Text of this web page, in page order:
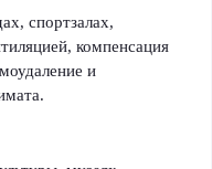
спортзалах,
компенсация
и